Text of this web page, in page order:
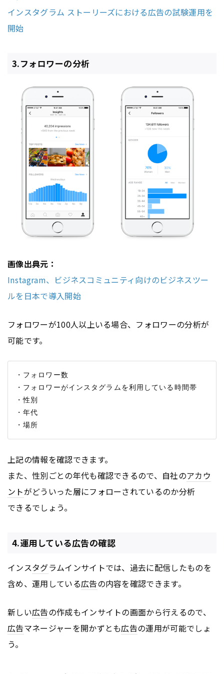
インスタグラム ストーリーズにおける広告の試験運用を
開始
3.フォロワーの分析
画像出典元：
Instagram、ビジネスコミュニティ向けのビジネスツー
ルを日本で導入開始
フォロワーが100人以上いる場合、フォロワーの分析が
可能です。
・フォロワー数
・フォロワーがインスタグラムを利用している時間帯
・性別
・年代
上記の情報を確認できます。
また、性別ごとの年代も確認できるので、自社のアカウ
ントがどういった層にフォローされているのか分析
できるでしょう。
4.運用している広告の確認
インスタグラムインサイトでは、過去に配信したものを
含め、運用している広告の内容を確認できます。
新しい広告の作成もインサイトの画面から行えるので、
広告マネージャーを開かずとも広告の運用が可能でしょ
う。